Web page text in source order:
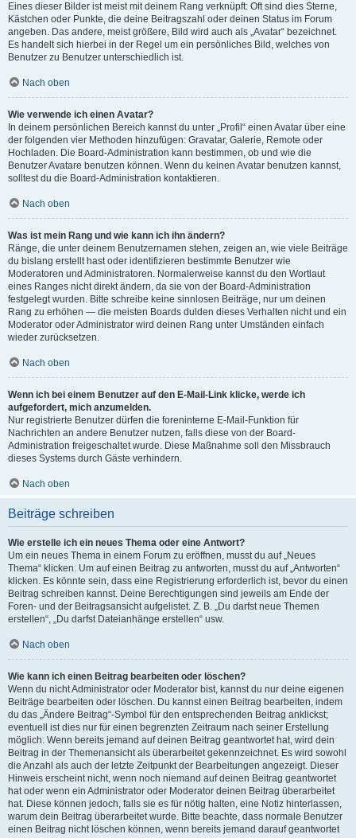
Eines dieser Bilder ist meist mit deinem Rang verknüpft: Oft sind dies Sterne,
Kästchen oder Punkte, die deine Beitragszahl oder deinen Status im Forum
angeben. Das andere, meist größere, Bild wird auch als „Avatar“ bezeichnet.
Es handelt sich hierbei in der Regel um ein persönliches Bild, welches von
Benutzer zu Benutzer unterschiedlich ist.
Nach oben
Wie verwende ich einen Avatar?
In deinem persönlichen Bereich kannst du unter „Profil“ einen Avatar über eine
der folgenden vier Methoden hinzufügen: Gravatar, Galerie, Remote oder
Hochladen. Die Board-Administration kann bestimmen, ob und wie die
Benutzer Avatare benutzen können. Wenn du keinen Avatar benutzen kannst,
solltest du die Board-Administration kontaktieren.
Nach oben
Was ist mein Rang und wie kann ich ihn ändern?
Ränge, die unter deinem Benutzernamen stehen, zeigen an, wie viele Beiträge
du bislang erstellt hast oder identifizieren bestimmte Benutzer wie
Moderatoren und Administratoren. Normalerweise kannst du den Wortlaut
eines Ranges nicht direkt ändern, da sie von der Board-Administration
festgelegt wurden. Bitte schreibe keine sinnlosen Beiträge, nur um deinen
Rang zu erhöhen — die meisten Boards dulden dieses Verhalten nicht und ein
Moderator oder Administrator wird deinen Rang unter Umständen einfach
wieder zurücksetzen.
Nach oben
Wenn ich bei einem Benutzer auf den E-Mail-Link klicke, werde ich
aufgefordert, mich anzumelden.
Nur registrierte Benutzer dürfen die foreninterne E-Mail-Funktion für
Nachrichten an andere Benutzer nutzen, falls diese von der Board-
Administration freigeschaltet wurde. Diese Maßnahme soll den Missbrauch
dieses Systems durch Gäste verhindern.
Nach oben
Beiträge schreiben
Wie erstelle ich ein neues Thema oder eine Antwort?
Um ein neues Thema in einem Forum zu eröffnen, musst du auf „Neues
Thema“ klicken. Um auf einen Beitrag zu antworten, musst du auf „Antworten“
klicken. Es könnte sein, dass eine Registrierung erforderlich ist, bevor du einen
Beitrag schreiben kannst. Deine Berechtigungen sind jeweils am Ende der
Foren- und der Beitragsansicht aufgelistet. Z. B. „Du darfst neue Themen
erstellen“, „Du darfst Dateianhänge erstellen“ usw.
Nach oben
Wie kann ich einen Beitrag bearbeiten oder löschen?
Wenn du nicht Administrator oder Moderator bist, kannst du nur deine eigenen
Beiträge bearbeiten oder löschen. Du kannst einen Beitrag bearbeiten, indem
du das „Ändere Beitrag“-Symbol für den entsprechenden Beitrag anklickst;
eventuell ist dies nur für einen begrenzten Zeitraum nach seiner Erstellung
möglich. Wenn bereits jemand auf deinen Beitrag geantwortet hat, wird dein
Beitrag in der Themenansicht als überarbeitet gekennzeichnet. Es wird sowohl
die Anzahl als auch der letzte Zeitpunkt der Bearbeitungen angezeigt. Dieser
Hinweis erscheint nicht, wenn noch niemand auf deinen Beitrag geantwortet
hat oder wenn ein Administrator oder Moderator deinen Beitrag überarbeitet
hat. Diese können jedoch, falls sie es für nötig halten, eine Notiz hinterlassen,
warum dein Beitrag überarbeitet wurde. Bitte beachte, dass normale Benutzer
einen Beitrag nicht löschen können, wenn bereits jemand darauf geantwortet